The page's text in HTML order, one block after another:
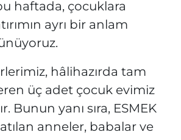
haftada, çocuklara
ayrı bir anlam
hâlihazırda tam
üç adet çocuk evimiz
Bunun yanı sıra, ESMEK
anneler, babalar ve